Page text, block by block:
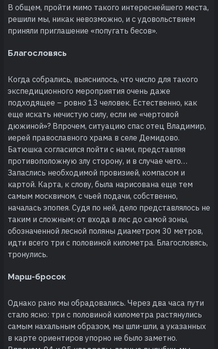
В общем, пройти мимо такого интереснейшего места,
решили мы, никак невозможно, и с удовольствием
приняли приглашение «попугать бесов».
Благословясь
Когда собрались, выяснилось, что число для такого
экспедиционного мероприятия очень даже
подходящее – ровно 13 человек. Естественно, как
еще искать нечистую силу, если не «чертовой
дюжиной»? Впрочем, ситуацию спас отец Владимир,
иерей православного храма в селе Демидово.
Батюшка согласился пойти с нами, представляя
противоположную злу сторону, и в случае чего…
Запаслись необходимой провизией, компасом и
картой. Карта, к слову, была нарисована еще тем
самым москвичом, с чьей подачи, собственно,
началась эпопея. Судя по ней, дело представлялось не
таким и сложным: от входа в лес до самой зоны,
обозначенной лесной поляны диаметром 30 метров,
идти всего три с половиной километра. Благословясь,
тронулись.
Марш-бросок
Однако рано мы обрадовались. Через два часа пути
стало ясно: три с половиной километра растянулись
самым нахальным образом, мы шли-шли, а указанных
в карте ориентиров упорно не было заметно.